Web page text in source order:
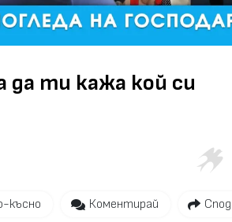
да ти кажа кой си
късно Коментирай